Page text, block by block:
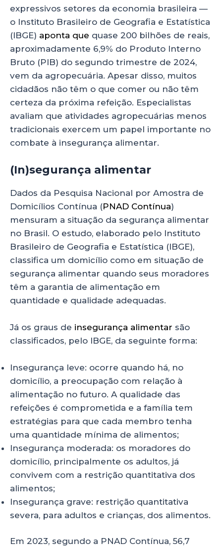
A
p
p
b
o
o
k
dI
n
expressivos setores da economia brasileira —
o Instituto Brasileiro de Geografia e Estatística
(IBGE) aponta que quase 200 bilhões de reais,
aproximadamente 6,9% do Produto Interno
Bruto (PIB) do segundo trimestre de 2024,
vem da agropecuária. Apesar disso, muitos
cidadãos não têm o que comer ou não têm
certeza da próxima refeição. Especialistas
avaliam que atividades agropecuárias menos
tradicionais exercem um papel importante no
combate à insegurança alimentar.
(In)segurança alimentar
Dados da Pesquisa Nacional por Amostra de
Domicílios Contínua (PNAD Contínua)
mensuram a situação da segurança alimentar
no Brasil. O estudo, elaborado pelo Instituto
Brasileiro de Geografia e Estatística (IBGE),
classifica um domicílio como em situação de
segurança alimentar quando seus moradores
têm a garantia de alimentação em
quantidade e qualidade adequadas.
Já os graus de insegurança alimentar são
classificados, pelo IBGE, da seguinte forma:
Insegurança leve: ocorre quando há, no
domicílio, a preocupação com relação à
alimentação no futuro. A qualidade das
refeições é comprometida e a família tem
estratégias para que cada membro tenha
uma quantidade mínima de alimentos;
Insegurança moderada: os moradores do
domicílio, principalmente os adultos, já
convivem com a restrição quantitativa dos
alimentos;
Insegurança grave: restrição quantitativa
severa, para adultos e crianças, dos alimentos.
Em 2023, segundo a PNAD Contínua, 56,7